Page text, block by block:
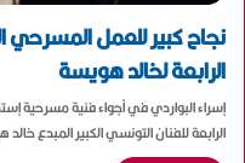
نجاح كبير للعمل
الرابعة لخالد هويسة
إسراء البواردي في أجواء فنية مسرحية
الرابعة للفنان التونسي الكبير المبدع